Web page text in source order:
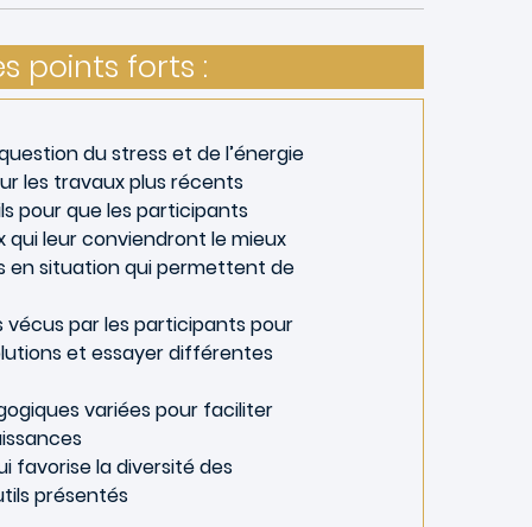
points forts :
du stress et de l’énergie
les travaux plus récents
pour que les participants
qui leur conviendront le mieux
en situation qui permettent de
vécus par les participants pour
et essayer différentes
variées pour faciliter
favorise la diversité des
présentés